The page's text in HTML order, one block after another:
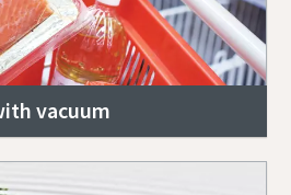
vacuum